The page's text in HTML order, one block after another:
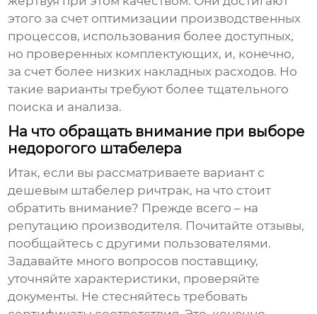
этого за счет оптимизации производственных
процессов, использования более доступных,
но проверенных комплектующих, и, конечно,
за счет более низких накладных расходов. Но
такие варианты требуют более тщательного
поиска и анализа.
На что обращать внимание при выборе
недорогого штабелера
Итак, если вы рассматриваете вариант с
дешевым штабелер ричтрак, на что стоит
обратить внимание? Прежде всего – на
репутацию производителя. Почитайте отзывы,
пообщайтесь с другими пользователями.
Задавайте много вопросов поставщику,
уточняйте характеристики, проверяйте
документы. Не стесняйтесь требовать